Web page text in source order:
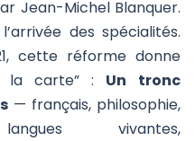
Jean-Michel Blanquer.
des spécialités.
cette réforme donne
la carte” : Un tronc
— français, philosophie,
langues vivantes,